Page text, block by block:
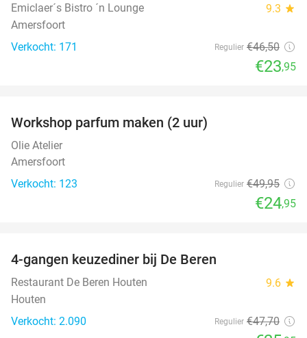
Emiclaer´s Bistro ´n Lounge 9.3 star
Amersfoort
Verkocht: 171
Regulier €46,50
€23,95
Workshop parfum maken (2 uur)
Olie Atelier
Amersfoort
Verkocht: 123
Regulier €49,95
€24,95
4-gangen keuzediner bij De Beren
Restaurant De Beren Houten 9.6 star
Houten
Verkocht: 2.090
Regulier €47,70